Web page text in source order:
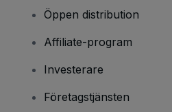
Öppen distribution
Affiliate-program
Investerare
Företagstjänsten